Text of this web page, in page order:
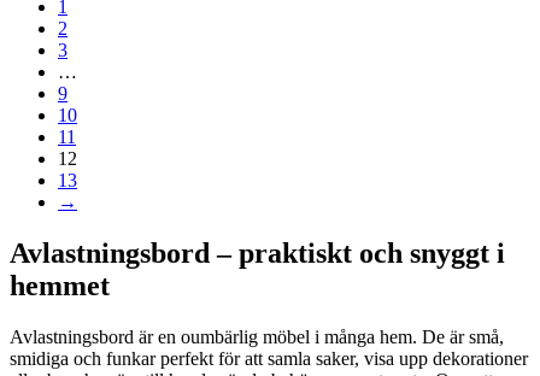
1
2
3
…
9
10
11
12
13
→
Avlastningsbord – praktiskt och snyggt i
hemmet
Avlastningsbord är en oumbärlig möbel i många hem. De är små,
smidiga och funkar perfekt för att samla saker, visa upp dekorationer